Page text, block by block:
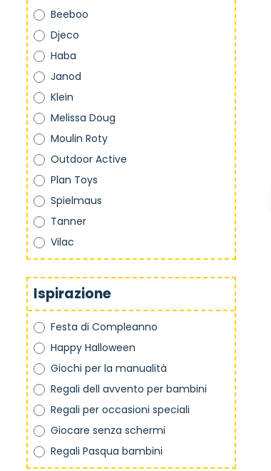
Beeboo
Djeco
Haba
Janod
Klein
Melissa Doug
Moulin Roty
Outdoor Active
Plan Toys
Spielmaus
Tanner
Vilac
Ispirazione
Festa di Compleanno
Happy Halloween
Giochi per la manualità
Regali dell avvento per bambini
Regali per occasioni speciali
Giocare senza schermi
Regali Pasqua bambini